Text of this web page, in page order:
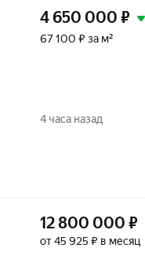
4 650 000 ₽
67 100 ₽ за м²
4 часа назад
12 800 000 ₽
от 45 925 ₽ в месяц